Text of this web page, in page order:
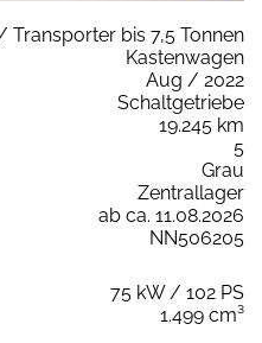
Transporter bis 7,5 Tonnen
Kastenwagen
Aug / 2022
Schaltgetriebe
19.245 km
5
Grau
Zentrallager
ab ca. 11.08.2026
NN506205
75 kW / 102 PS
1.499 cm³